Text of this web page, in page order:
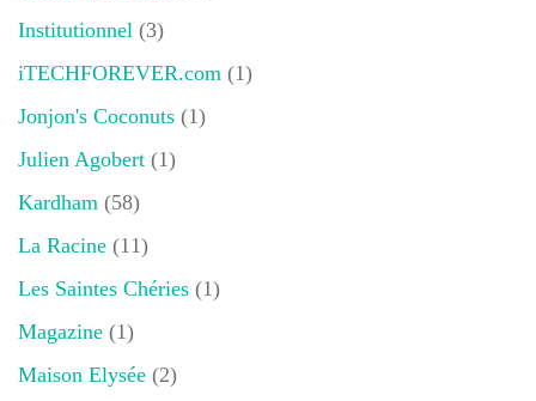
Institutionnel (3)
iTECHFOREVER.com (1)
Jonjon's Coconuts (1)
Julien Agobert (1)
Kardham (58)
La Racine (11)
Les Saintes Chéries (1)
Magazine (1)
Maison Elysée (2)